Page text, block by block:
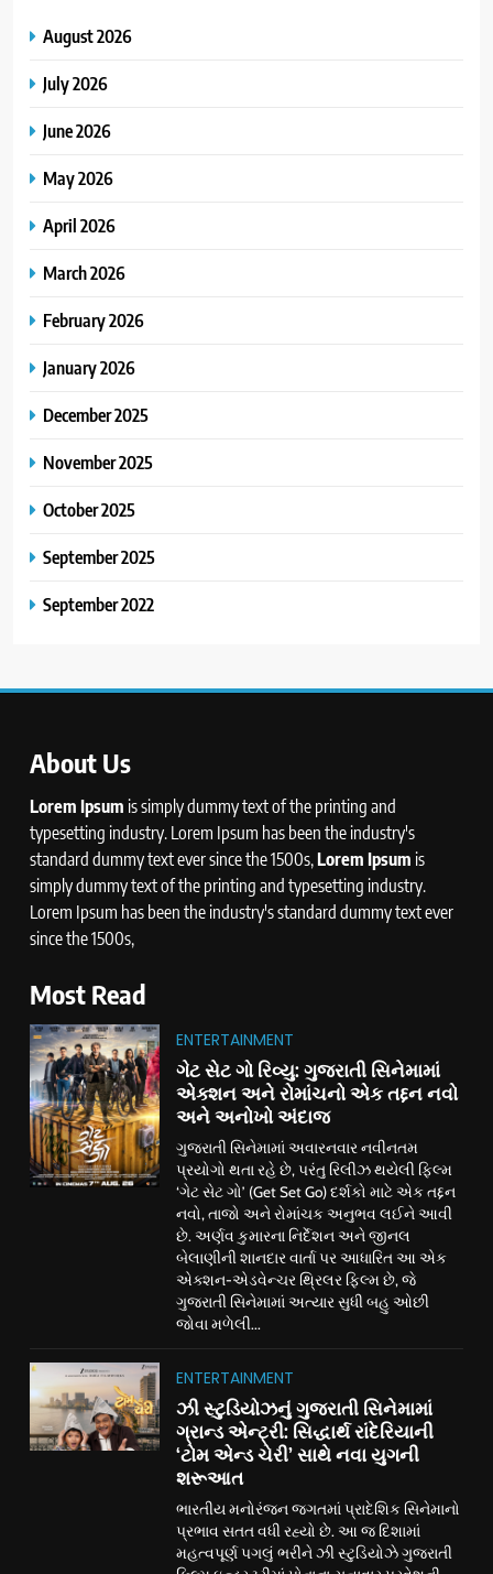
August 2026
July 2026
June 2026
May 2026
April 2026
March 2026
February 2026
January 2026
December 2025
November 2025
October 2025
September 2025
September 2022
About Us
Lorem Ipsum is simply dummy text of the printing and
typesetting industry. Lorem Ipsum has been the industry's
standard dummy text ever since the 1500s,Lorem Ipsum is
simply dummy text of the printing and typesetting industry.
Lorem Ipsum has been the industry's standard dummy text ever
since the 1500s,
Most Read
ENTERTAINMENT
ગેટ સેટ ગો રિવ્યુ: ગુજરાતી સિનેમામાં
એક્શન અને રોમાંચનો એક તદ્દન નવો
અને અનોખો અંદાજ
ગુજરાતી સિનેમામાં અવારનવાર નવીનતમ
પ્રયોગો થતા રહે છે, પરંતુ રિલીઝ થયેલી ફિલ્મ
‘ગેટ સેટ ગો’ (Get Set Go) દર્શકો માટે એક તદ્દન
નવો, તાજો અને રોમાંચક અનુભવ લઈને આવી
છે. અર્ણવ કુમારના નિર્દેશન અને જીનલ
બેલાણીની શાનદાર વાર્તા પર આધારિત આ એક
એક્શન-એડવેન્ચર થ્રિલર ફિલ્મ છે, જે
ગુજરાતી સિનેમામાં અત્યાર સુધી બહુ ઓછી
જોવા મળેલી...
ENTERTAINMENT
ઝી સ્ટુડિયોઝનું ગુજરાતી સિનેમામાં
ગ્રાન્ડ એન્ટ્રી: સિદ્ધાર્થ રાંદેરિયાની
‘ટોમ એન્ડ ચેરી’ સાથે નવા યુગની
શરૂઆત
ભારતીય મનોરંજન જગતમાં પ્રાદેશિક સિનેમાનો
પ્રભાવ સતત વધી રહ્યો છે. આ જ દિશામાં
મહત્વપૂર્ણ પગલું ભરીને ઝી સ્ટુડિયોઝે ગુજરાતી